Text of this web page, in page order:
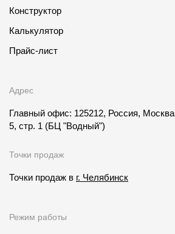
Сервисы
О компании
Контроль качества кровли
Конструктор
Калькулятор
Прайс-лист
Адрес
Главный офис: 125212, Россия,
5, стр. 1 (БЦ "Водный")
Точки продаж
Точки продаж в г. Челябинск
Режим работы